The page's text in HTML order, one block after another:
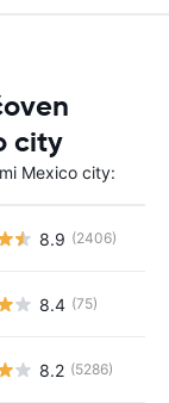
city
Mexico city:
8.9 (2406)
8.4 (75)
8.2 (5286)